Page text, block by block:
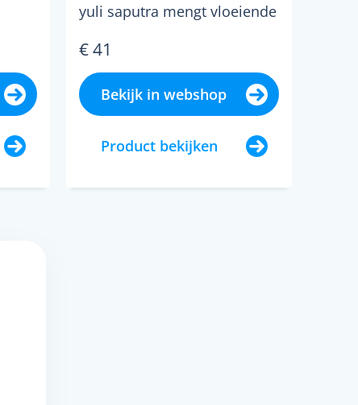
yuli saputra mengt vloeiende
paarse tinten, wa...
€ 41
Bekijk in webshop
Product bekijken